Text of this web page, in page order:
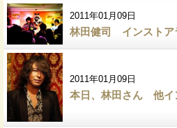
2011年01月09日
林田健司 インストア
2011年01月09日
本日、林田さん 他イ